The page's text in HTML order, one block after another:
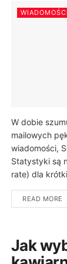
WIADOMOŚCI
W dobie
mailowych
wiadomości,
Statystyki są
rate) dla
READ MORE
Jak